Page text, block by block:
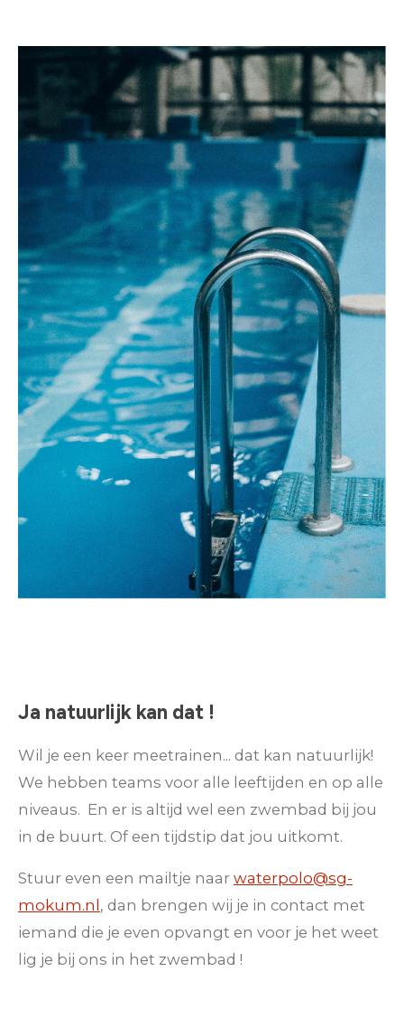
Ja natuurlijk kan dat !
Wil je een keer meetrainen... dat kan natuurlijk!
We hebben teams voor alle leeftijden en op alle
niveaus. En er is altijd wel een zwembad bij jou
in de buurt. Of een tijdstip dat jou uitkomt.
Stuur even een mailtje naar waterpolo@sg-
mokum.nl , dan brengen wij je in contact met
iemand die je even opvangt en voor je het weet
lig je bij ons in het zwembad !